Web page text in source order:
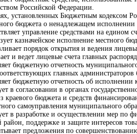
Российской Федерации.
установленных Бюджетным кодексом
бюджета о ненадлежащем исполнении
управление средствами на едином
казначейское исполнение местного
порядок открытия и ведения
и ведет лицевые счета главных
бюджетную отчетность
главных
бюджетную отчетность об
в согласовании в органах
краевого бюджета и средств
самоуправления муниципального
в разработке и осуществлении мер по
поддержке и защите интересов
предложения по